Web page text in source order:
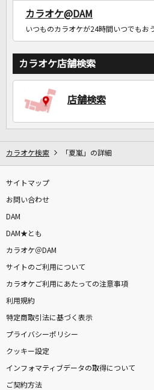
カラオケ@DAM
いつものカラオケが24時間いつでもお
カラオケ店舗検索
店舗検索
カラオケ検索 「夏嵐」の詳細
サイトマップ
お問い合わせ
DAM
DAM★とも
カラオケ＠DAM
サイトのご利用について
カラオケご利用にあたっての注意事項
利用規約
特定商取引法に基づく表示
プライバシーポリシー
クッキー設定
インフォマティブデータの取得について
ご契約方法